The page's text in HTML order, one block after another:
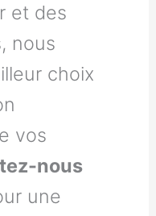
et des
nous
choix
vos
nous
une